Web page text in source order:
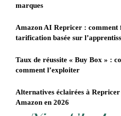
marques
Amazon AI Repricer : comment
tarification basée sur
Taux de réussite « Buy Box » :
comment l’exploiter
Alternatives éclairées à
Amazon en 2026